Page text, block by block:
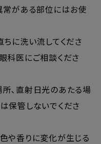
常がある部位にはお使
に洗い流してくださ
科医にご相談くださ
、直射日光のあたる場
保管しないでくださ
や香りに変化が生じる